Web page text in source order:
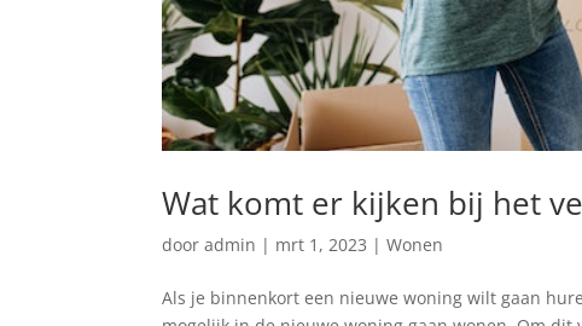
Wat komt er kijken bij het
dooradmin | mrt 1, 2023 |Wonen
Als je binnenkort een nieuwe woning wilt gaan